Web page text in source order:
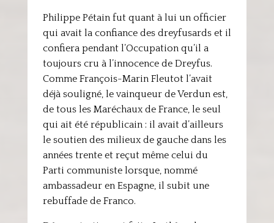
Philippe Pétain fut quant à lui un officier
qui avait la confiance des dreyfusards et il
confiera pendant l’Occupation qu’il a
toujours cru à l’innocence de Dreyfus.
Comme François-Marin Fleutot l’avait
déjà souligné, le vainqueur de Verdun est,
de tous les Maréchaux de France, le seul
qui ait été républicain : il avait d’ailleurs
le soutien des milieux de gauche dans les
années trente et reçut même celui du
Parti communiste lorsque, nommé
ambassadeur en Espagne, il subit une
rebuffade de Franco.